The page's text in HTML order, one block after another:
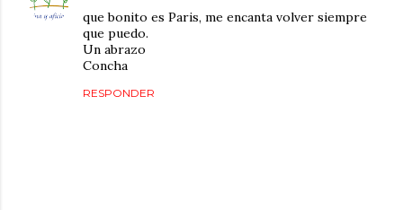
que bonito es Paris, me encanta volver siempre
que puedo.
Un abrazo
Concha
RESPONDER